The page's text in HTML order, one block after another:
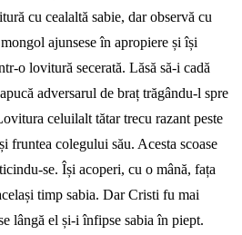
cu cealaltă sabie, dar observă cu
ajunsese în apropiere și își
o lovitură secerată. Lăsă să-i cadă
adversarul de braț trăgându-l spre
celuilalt tătar trecu razant peste
fruntea colegului său. Acesta scoase
se. Își acoperi, cu o mână, fața
timp sabia. Dar Cristi fu mai
lângă el și-i înfipse sabia în piept.